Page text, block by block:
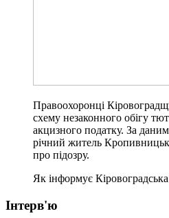
Правоохоронці
схему незаконного обігу
акцизного податку. За
річний житель
про підозру.
Як інформує
Інтерв'ю